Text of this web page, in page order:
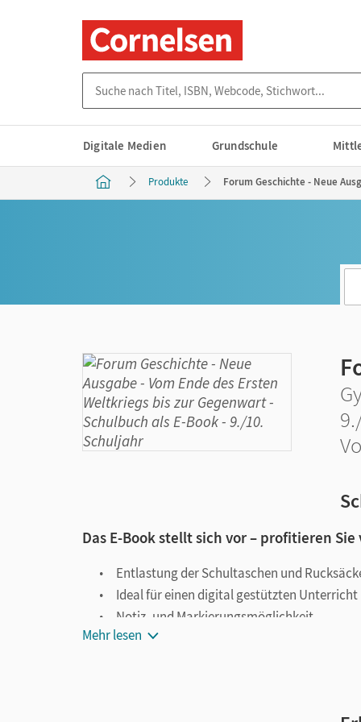
Digitale Medien Grundschule
Produkte Forum Geschichte - Neue
Das E-Book stellt sich vor – profitieren
Entlastung der Schultaschen und
Ideal für einen digital gestützten Unterricht
Notiz- und Markierungsmöglichkeit
Jederzeit unkompliziert verfügbar
Mehr lesen